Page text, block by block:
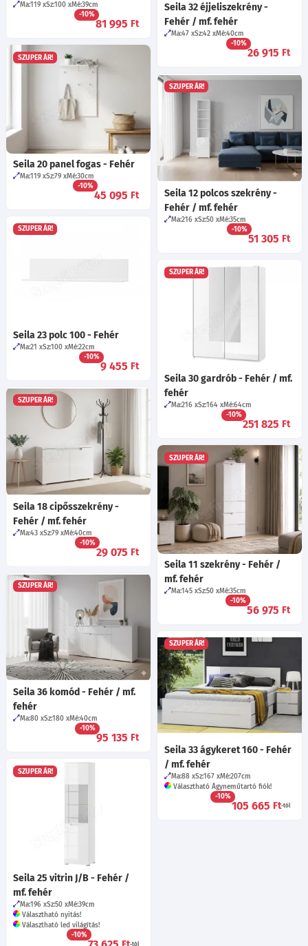
Ma:119 Sz:100 Mé:39cm
-10%
81 995 Ft
Seila 32 éjjeliszekrény -
Fehér / mf. fehér
Ma:47 Sz:42 Mé:40cm
-10%
26 915 Ft
SZUPER ÁR!
Seila 20 panel fogas - Fehér
Ma:119 Sz:79 Mé:30cm
-10%
45 095 Ft
SZUPER ÁR!
Seila 12 polcos szekrény -
Fehér / mf. fehér
Ma:216 Sz:50 Mé:35cm
-10%
51 305 Ft
SZUPER ÁR!
Seila 23 polc 100 - Fehér
Ma:21 Sz:100 Mé:22cm
-10%
9 455 Ft
SZUPER ÁR!
Seila 30 gardrób - Fehér / mf.
fehér
Ma:216 Sz:164 Mé:64cm
-10%
251 825 Ft
SZUPER ÁR!
Seila 18 cipősszekrény -
Fehér / mf. fehér
Ma:43 Sz:79 Mé:40cm
-10%
29 075 Ft
SZUPER ÁR!
Seila 11 szekrény - Fehér /
mf. fehér
Ma:145 Sz:50 Mé:35cm
-10%
56 975 Ft
SZUPER ÁR!
Seila 36 komód - Fehér / mf.
fehér
Ma:80 Sz:180 Mé:40cm
-10%
95 135 Ft
SZUPER ÁR!
Seila 33 ágykeret 160 - Fehér
/ mf. fehér
Ma:88 Sz:167 Mé:207cm
Választható Ágyneműtartó fiók!
-10%
105 665 Ft-tól
SZUPER ÁR!
Seila 25 vitrin J/B - Fehér /
mf. fehér
Ma:196 Sz:50 Mé:39cm
Választható nyitás!
Választható led világítás!
-10%
-tól